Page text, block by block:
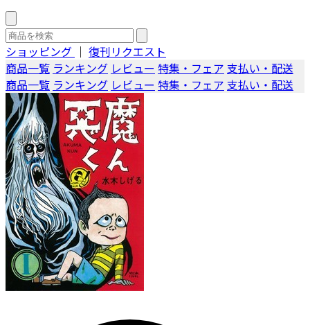
ショッピング ｜ 復刊リクエスト
商品一覧 ランキング レビュー 特集・フェア 支払い・配送
商品一覧 ランキング レビュー 特集・フェア 支払い・配送